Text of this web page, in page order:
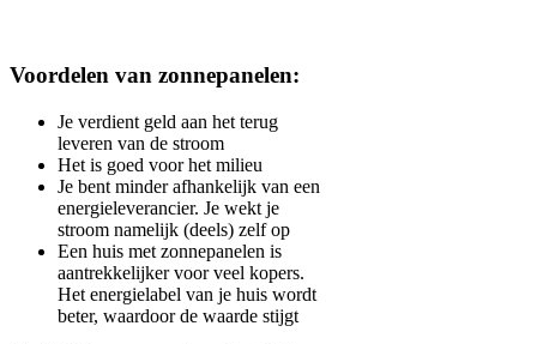
Voordelen van zonnepanelen:
Je verdient geld aan het terug
leveren van de stroom
Het is goed voor het milieu
Je bent minder afhankelijk van een
energieleverancier. Je wekt je
stroom namelijk (deels) zelf op
Een huis met zonnepanelen is
aantrekkelijker voor veel kopers.
Het energielabel van je huis wordt
beter, waardoor de waarde stijgt